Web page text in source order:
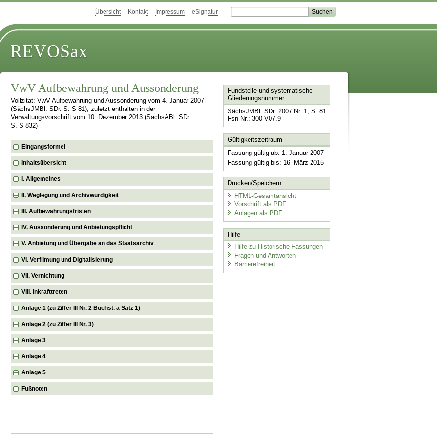
Übersicht Kontakt Impressum eSignatur
REVOSax
VwV Aufbewahrung und Aussonderung
Vollzitat: VwV Aufbewahrung und Aussonderung vom 4. Januar 2007
(SächsJMBl. SDr. S. S 81), zuletzt enthalten in der
Verwaltungsvorschrift vom 10. Dezember 2013 (SächsABl. SDr.
S. S 832)
Eingangsformel
Inhaltsübersicht
I. Allgemeines
II. Weglegung und Archivwürdigkeit
III. Aufbewahrungsfristen
IV. Aussonderung und Anbietungspflicht
V. Anbietung und Übergabe an das Staatsarchiv
VI. Verfilmung und Digitalisierung
VII. Vernichtung
VIII. Inkrafttreten
Anlage 1 (zu Ziffer III Nr. 2 Buchst. a Satz 1)
Anlage 2 (zu Ziffer III Nr. 3)
Anlage 3
Anlage 4
Anlage 5
Fußnoten
Fundstelle und systematische
Gliederungsnummer
SächsJMBl. SDr. 2007 Nr. 1, S. 81
Fsn-Nr.: 300-V07.9
Gültigkeitszeitraum
Fassung gültig ab: 1. Januar 2007
Fassung gültig bis: 16. März 2015
Drucken/Speichern
HTML-Gesamtansicht
Vorschrift als PDF
Anlagen als PDF
Hilfe
Hilfe zu Historische Fassungen
Fragen und Antworten
Barrierefreiheit